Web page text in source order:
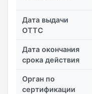
Дата выдачи
ОТТС
Дата окончания
срока действия
Орган по
сертификации